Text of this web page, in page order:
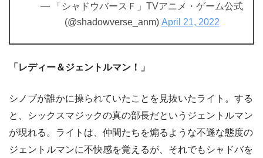
— 「シャドウバースＦ」TVアニメ・ゲーム公式
(@shadowverse_anm) April 21, 2022
「レディー＆ジェントルマン！」
シノブが誰かに操られていたことを見抜いたライト。する
と、シックスマジックの真の部長だというジェントルマン
が現れる。ライトは、仲間たちを煽るような不遜な態度の
ジェントルマンに不快感を覚えるが、それでもシャドバを